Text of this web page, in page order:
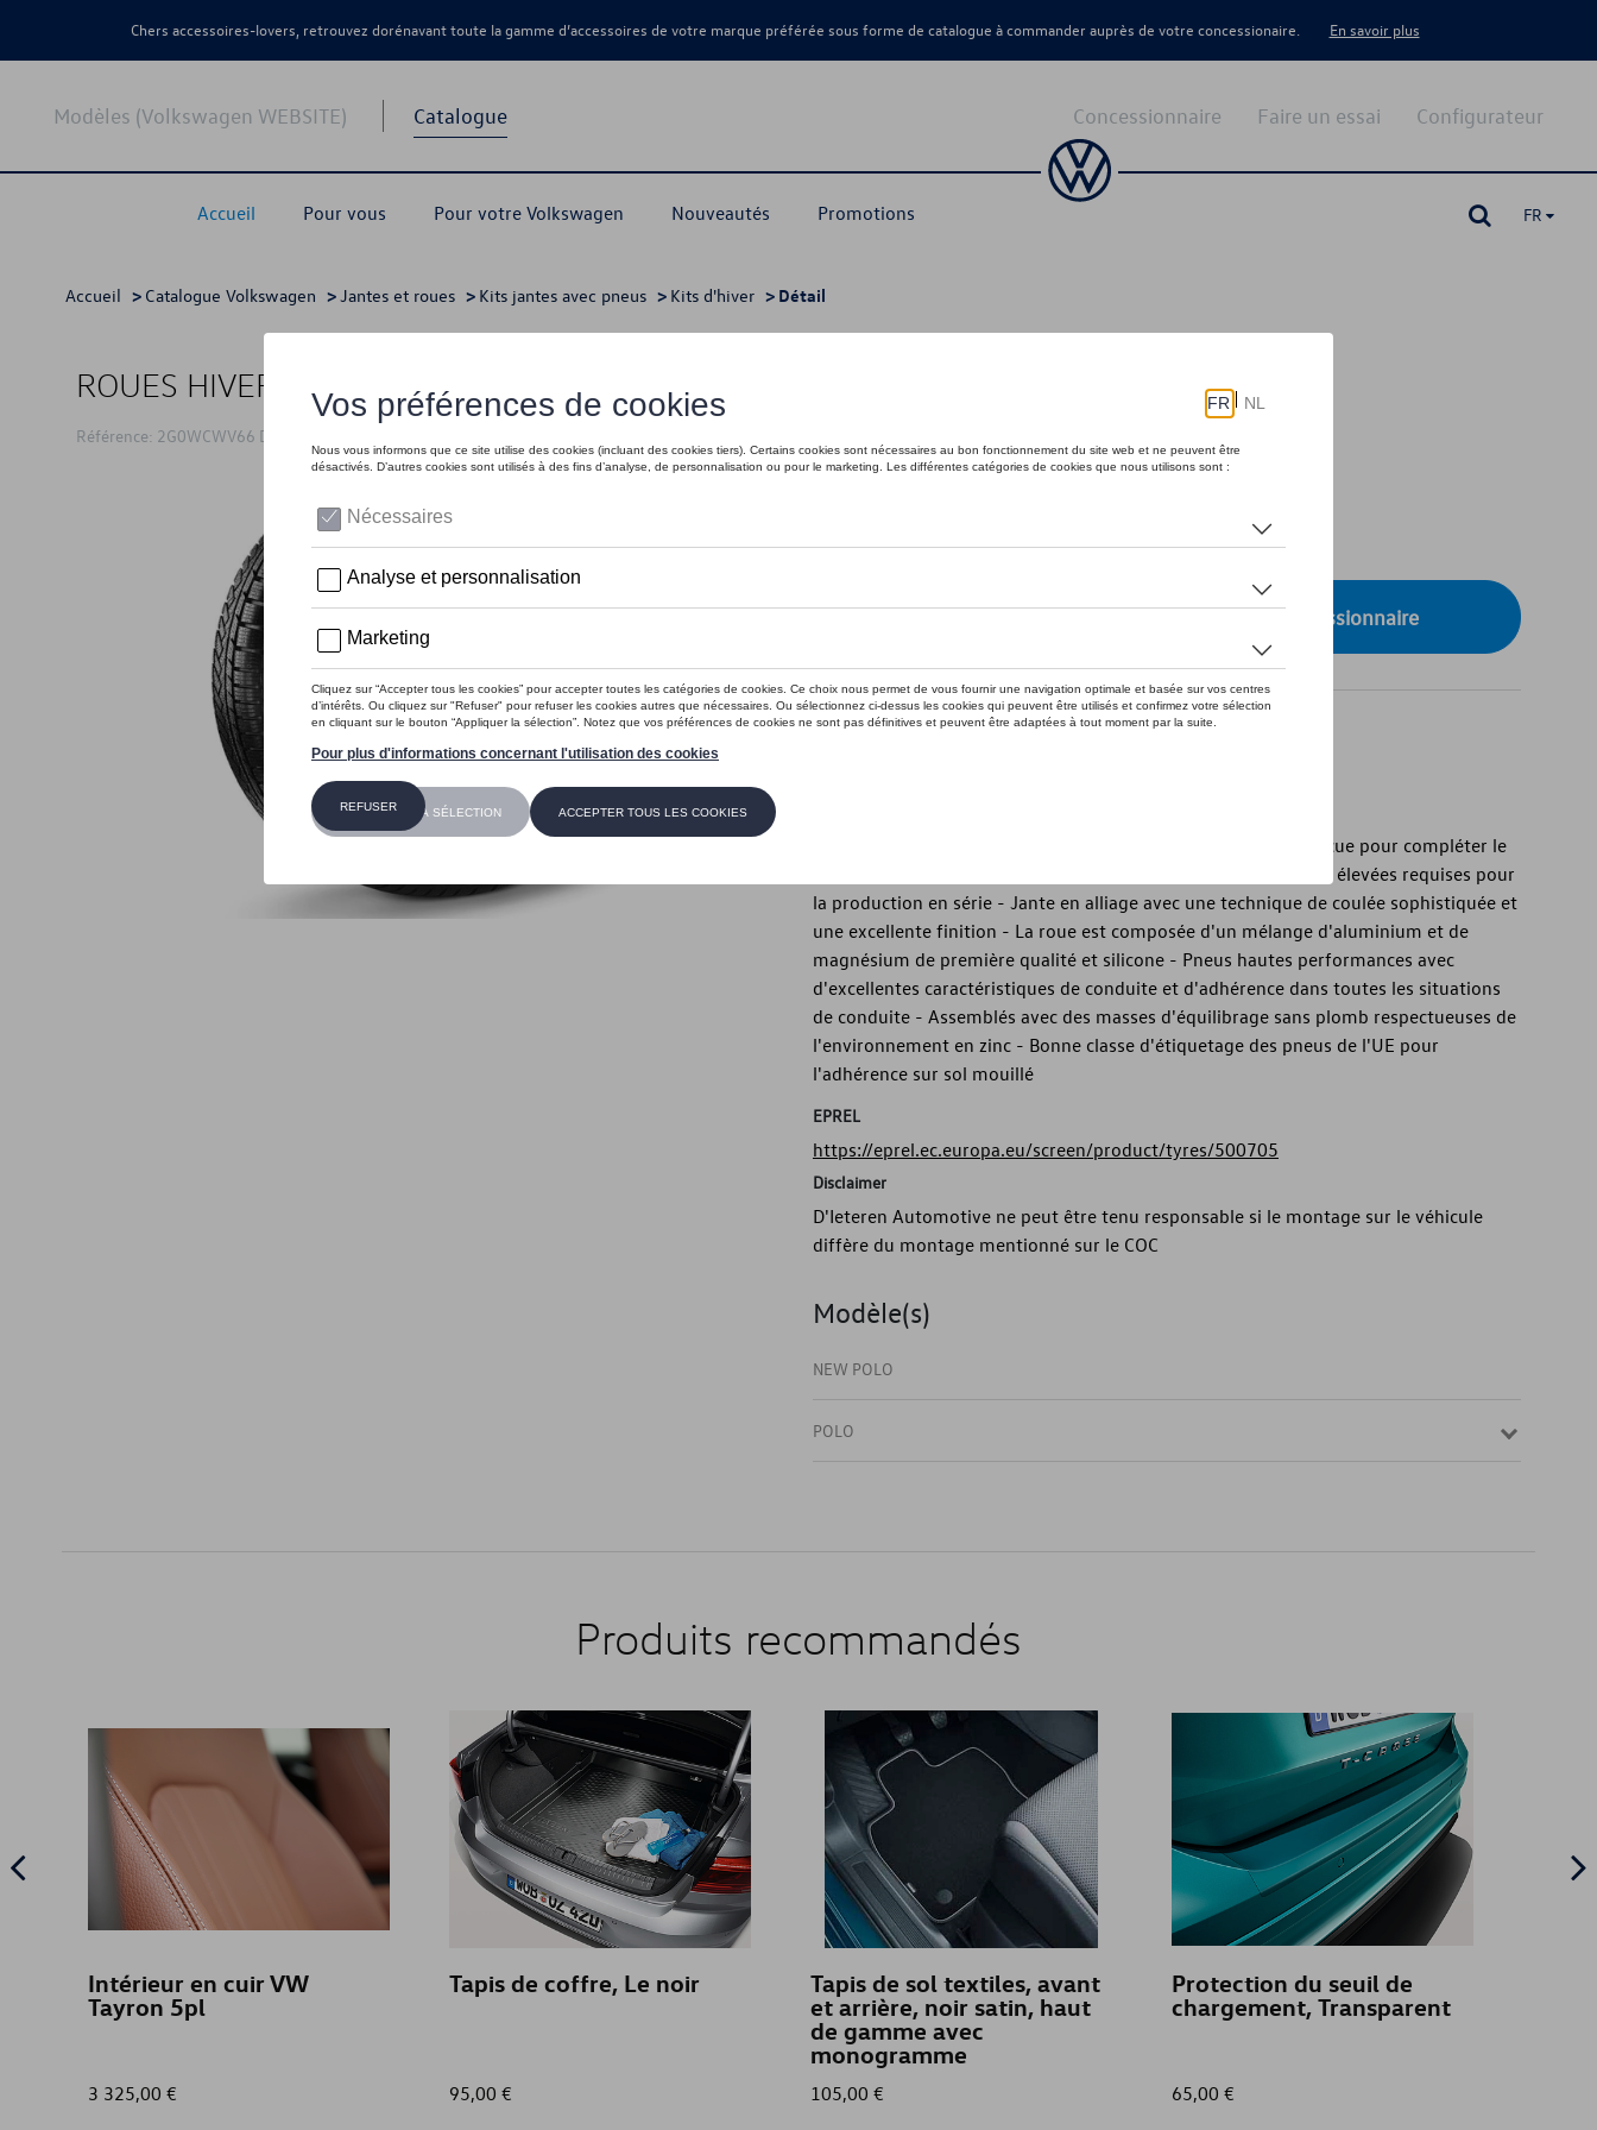
Chers accessoires-lovers, retrouvez dorénavant toute la gamme d’accessoires de votre marque préférée sous forme de catalogue à commander auprès de votre concessionaire. En savoir plus
Modèles (Volkswagen WEBSITE) Catalogue
Accueil Pour vous Pour votre Volkswagen Nouveautés Promotions
Configurateur
Faire un essai
Concessionnaire
FR
Accueil > Catalogue Volkswagen >Jantes et roues > Kits jantes avec pneus > Kits d'hiver > Détail
ROUES HIVER 16"
Référence: 2G0WCWV66 DM9
Ce produit n'est actuellement pas de stock
Vérifiez la disponibilité auprès de votre concessionnaire
Introduction
- Jante hiver complète « Merano » Volkswagen d'origine - Conçue pour compléter le
design Volkswagen - Peinture résistante conforme aux normes élevées requises pour
la production en série - Jante en alliage avec une technique de coulée sophistiquée et
une excellente finition - La roue est composée d'un mélange d'aluminium et de
magnésium de première qualité et silicone - Pneus hautes performances avec
d'excellentes caractéristiques de conduite et d'adhérence dans toutes les situations
de conduite - Assemblés avec des masses d'équilibrage sans plomb respectueuses de
l'environnement en zinc - Bonne classe d'étiquetage des pneus de l'UE pour
l'adhérence sur sol mouillé
EPREL
https://eprel.ec.europa.eu/screen/product/tyres/500705
Disclaimer
D'Ieteren Automotive ne peut être tenu responsable si le montage sur le véhicule
diffère du montage mentionné sur le COC
Modèle(s)
NEW POLO
POLO
Produits recommandés
Intérieur en cuir VW
Tayron 5pl
3 325,00 €
Tapis de coffre, Le noir
95,00 €
Tapis de sol textiles, avant
et arrière, noir satin, haut
de gamme avec
monogramme
105,00 €
Protection du seuil de
chargement, Transparent
65,00 €